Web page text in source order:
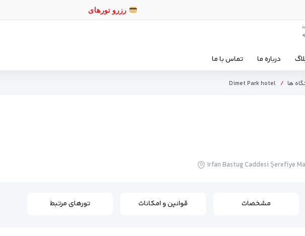
رزرو تور
درباره ما تماس با ما
ها Dimet Park hotel
Irfan Bastug Caddesi Şerefiye
مشخصات قوانین و امکانات تورهای مرتبط